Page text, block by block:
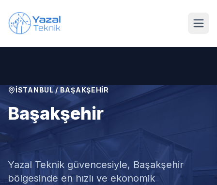
İSTANBUL/ BAŞAKŞEHIR
Başakşehir
GRP Su Deposu
Yazal Teknik güvencesiyle, Başakşehir
bölgesinde en hızlı ve ekonomik